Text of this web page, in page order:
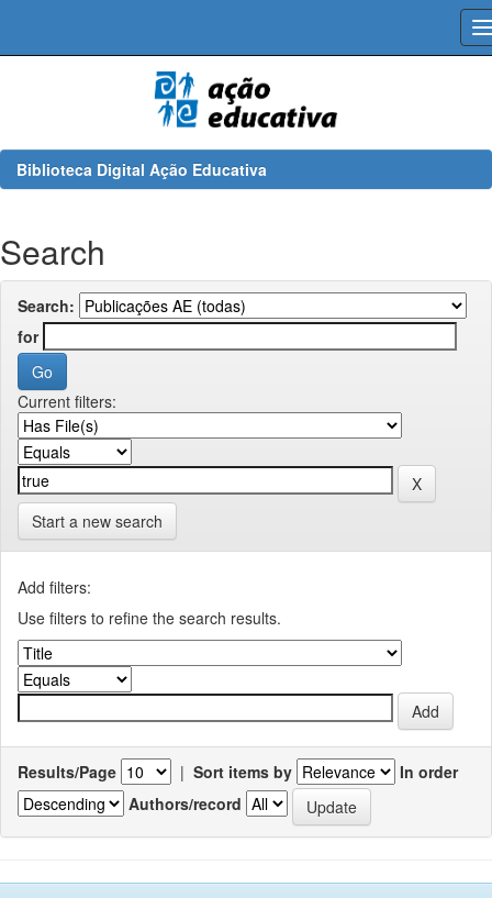
Biblioteca Digital Ação Educativa
Search
Search:
for
Current filters:
Start a new search
Add filters:
Use filters to refine the search results.
Results/Page | Sort items by
In order
Authors/record